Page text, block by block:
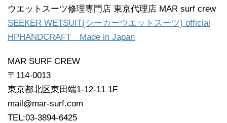
ウエットスーツ修理専門店 東京代理店 MAR surf crew
SEEKER WETSUIT(シーカーウエットスーツ) official
HPHANDCRAFT Made in Japan
MAR SURF CREW
〒114-0013
東京都北区東田端1-12-11 1F
mail@mar-surf.com
TEL:03-3894-6425